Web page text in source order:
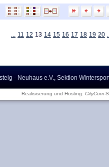
... 11 12 13 14 15 16 17 18 19 20
- Neuhaus e.V., Sektion
Realisiserung und Hosting: CityCom-